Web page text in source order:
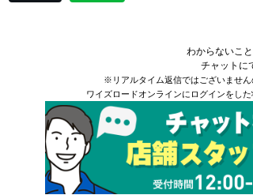
わからないこ
チャットに
※リアルタイム返信ではございません
ワイズロードオンラインにログインをし